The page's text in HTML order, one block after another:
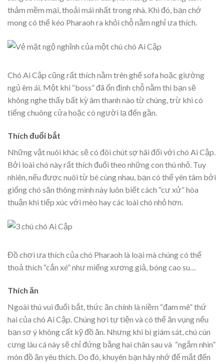
thảm mềm mại, thoải mái nhất trong nhà. Khi đó, bạn chớ
mong có thể kéo Pharaoh ra khỏi chỗ nằm nghỉ ưa thích.
Chó Ai Cập cũng rất thích nằm trên ghế sofa hoặc giường
ngủ êm ái. Một khi “boss” đã ổn định chỗ nằm thì bạn sẽ
không nghe thấy bất kỳ âm thanh nào từ chúng, trừ khi có
tiếng chuông cửa hoặc có người lạ đến gần.
Thích đuổi bắt
Những vật nuôi khác sẽ có đôi chút sợ hãi đối với chó Ai Cập.
Bởi loài chó này rất thích đuổi theo những con thú nhỏ. Tuy
nhiên, nếu được nuôi từ bé cùng nhau, bạn có thể yên tâm bởi
giống chó săn thông minh này luôn biết cách “cư xử” hòa
thuận khi tiếp xúc với mèo hay các loài chó nhỏ hơn.
Đồ chơi ưa thích của chó Pharaoh là loại mà chúng có thể
thoả thích “cắn xé” như miếng xương giả, bóng cao su…
Thích ăn
Ngoài thú vui đuổi bắt, thức ăn chính là niềm “đam mê” thứ
hai của chó Ai Cập. Chúng hơi tự tiện và có thể ăn vụng nếu
bạn sơ ý không cất kỹ đồ ăn. Nhưng khi bị giám sát, chú cún
cưng láu cá này sẽ chỉ đứng bằng hai chân sau và “ngắm nhìn”
món đồ ăn yêu thích. Do đó, khuyên bạn hãy nhớ để mắt đến